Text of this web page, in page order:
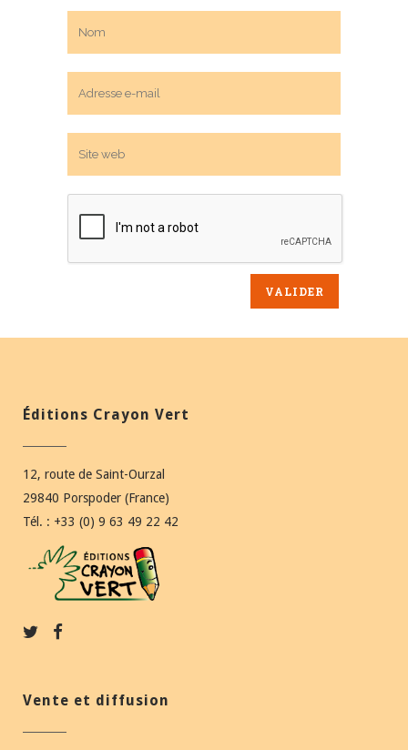
Éditions Crayon Vert
12, route de Saint-Ourzal
29840 Porspoder (France)
Tél. : +33 (0) 9 63 49 22 42
Vente et diffusion